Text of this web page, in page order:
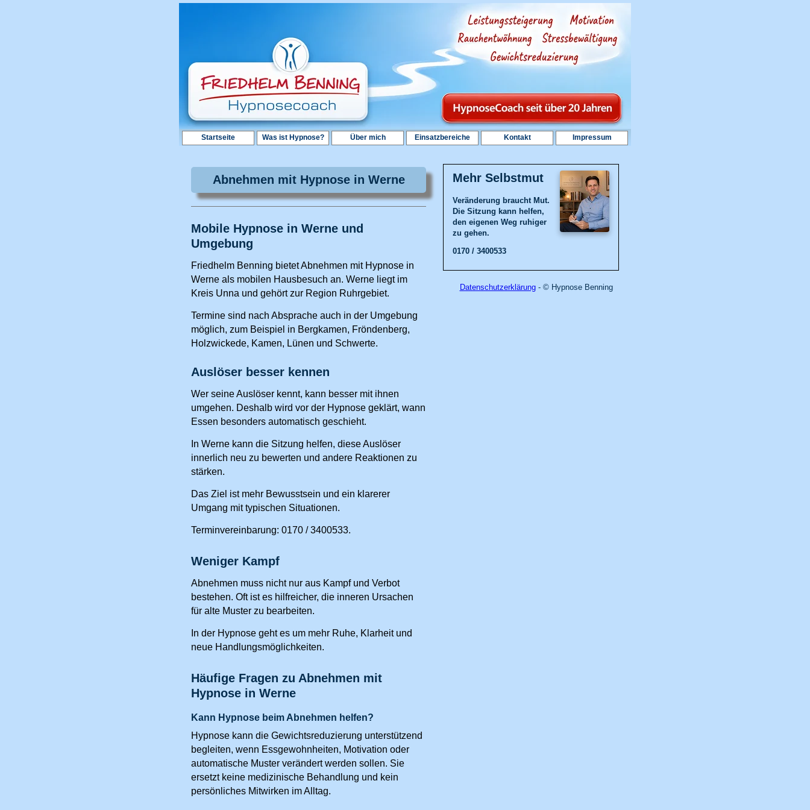
Startseite Was ist Hypnose? Über mich Einsatzbereiche Kontakt Impressum
Abnehmen mit Hypnose in Werne
Mobile Hypnose in Werne und
Umgebung
Friedhelm Benning bietet Abnehmen mit Hypnose in
Werne als mobilen Hausbesuch an. Werne liegt im
Kreis Unna und gehört zur Region Ruhrgebiet.
Termine sind nach Absprache auch in der Umgebung
möglich, zum Beispiel in Bergkamen, Fröndenberg,
Holzwickede, Kamen, Lünen und Schwerte.
Auslöser besser kennen
Wer seine Auslöser kennt, kann besser mit ihnen
umgehen. Deshalb wird vor der Hypnose geklärt, wann
Essen besonders automatisch geschieht.
In Werne kann die Sitzung helfen, diese Auslöser
innerlich neu zu bewerten und andere Reaktionen zu
stärken.
Das Ziel ist mehr Bewusstsein und ein klarerer
Umgang mit typischen Situationen.
Terminvereinbarung: 0170 / 3400533.
Weniger Kampf
Abnehmen muss nicht nur aus Kampf und Verbot
bestehen. Oft ist es hilfreicher, die inneren Ursachen
für alte Muster zu bearbeiten.
In der Hypnose geht es um mehr Ruhe, Klarheit und
neue Handlungsmöglichkeiten.
Häufige Fragen zu Abnehmen mit
Hypnose in Werne
Kann Hypnose beim Abnehmen helfen?
Hypnose kann die Gewichtsreduzierung unterstützend
begleiten, wenn Essgewohnheiten, Motivation oder
automatische Muster verändert werden sollen. Sie
ersetzt keine medizinische Behandlung und kein
persönliches Mitwirken im Alltag.
Mehr Selbstmut
Veränderung braucht Mut.
Die Sitzung kann helfen,
den eigenen Weg ruhiger
zu gehen.
0170 / 3400533
Datenschutzerklärung- © Hypnose Benning